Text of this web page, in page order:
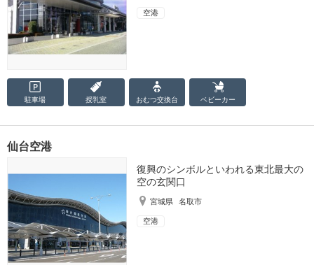
空港
駐車場 授乳室 おむつ交換台 ベビーカー
仙台空港
復興のシンボルといわれる東北最大の
空の玄関口
宮城県 名取市
空港